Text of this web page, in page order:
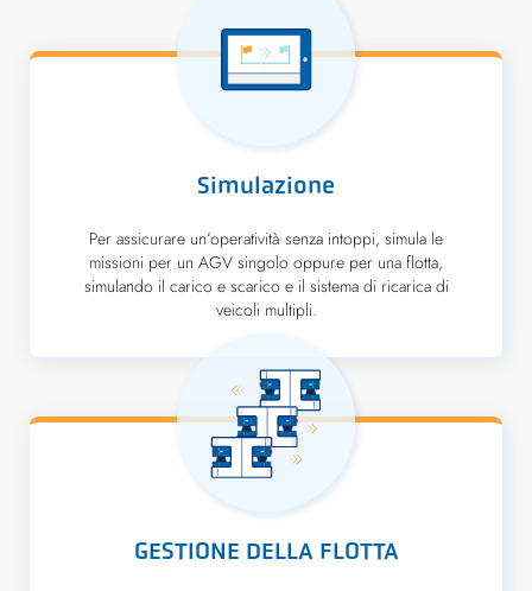
Simulazione
Per assicurare un’operatività senza intoppi, simula le
missioni per un AGV singolo oppure per una flotta,
simulando il carico e scarico e il sistema di ricarica di
veicoli multipli.
GESTIONE DELLA FLOTTA